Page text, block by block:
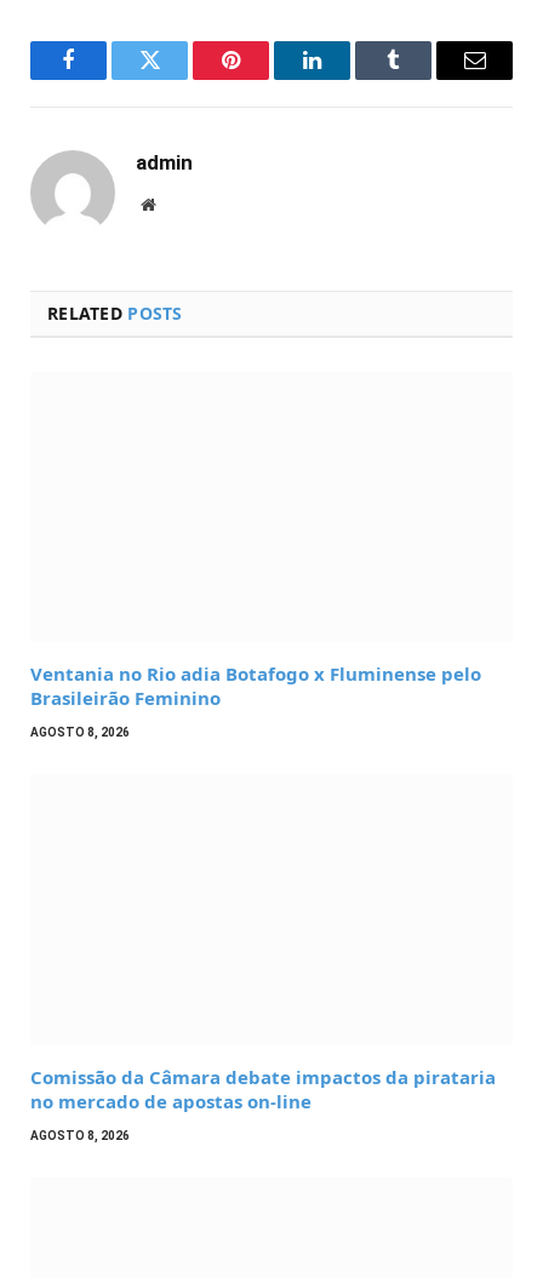
FacebookTwitter Pinterest LinkedInTumblr Email
admin
Website
RELATED POSTS
Ventania no Rio adia Botafogo x Fluminense pelo
Brasileirão Feminino
AGOSTO 8, 2026
Comissão da Câmara debate impactos da pirataria
no mercado de apostas on-line
AGOSTO 8, 2026